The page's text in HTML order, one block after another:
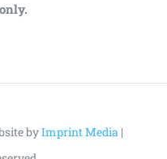
byImprint Media |